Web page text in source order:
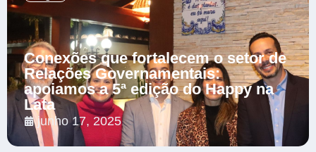
Conexões que fortalecem o setor de
Relações Governamentais:
apoiamos a 5ª edição do Happy na
Lata
junho 17, 2025